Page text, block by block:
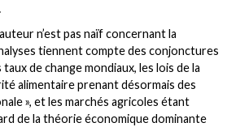
n’est pas naïf concernant la
tiennent compte des conjonctures
de change mondiaux, les lois de la
alimentaire prenant désormais des
», et les marchés agricoles étant
de la théorie économique dominante